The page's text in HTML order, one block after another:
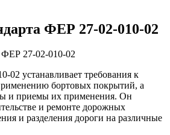
ФЕР 27-02-010-02
02 устанавливает требования к
бортовых покрытий, а
и приемы их применения. Он
и ремонте дорожных
и разделения дороги на различные